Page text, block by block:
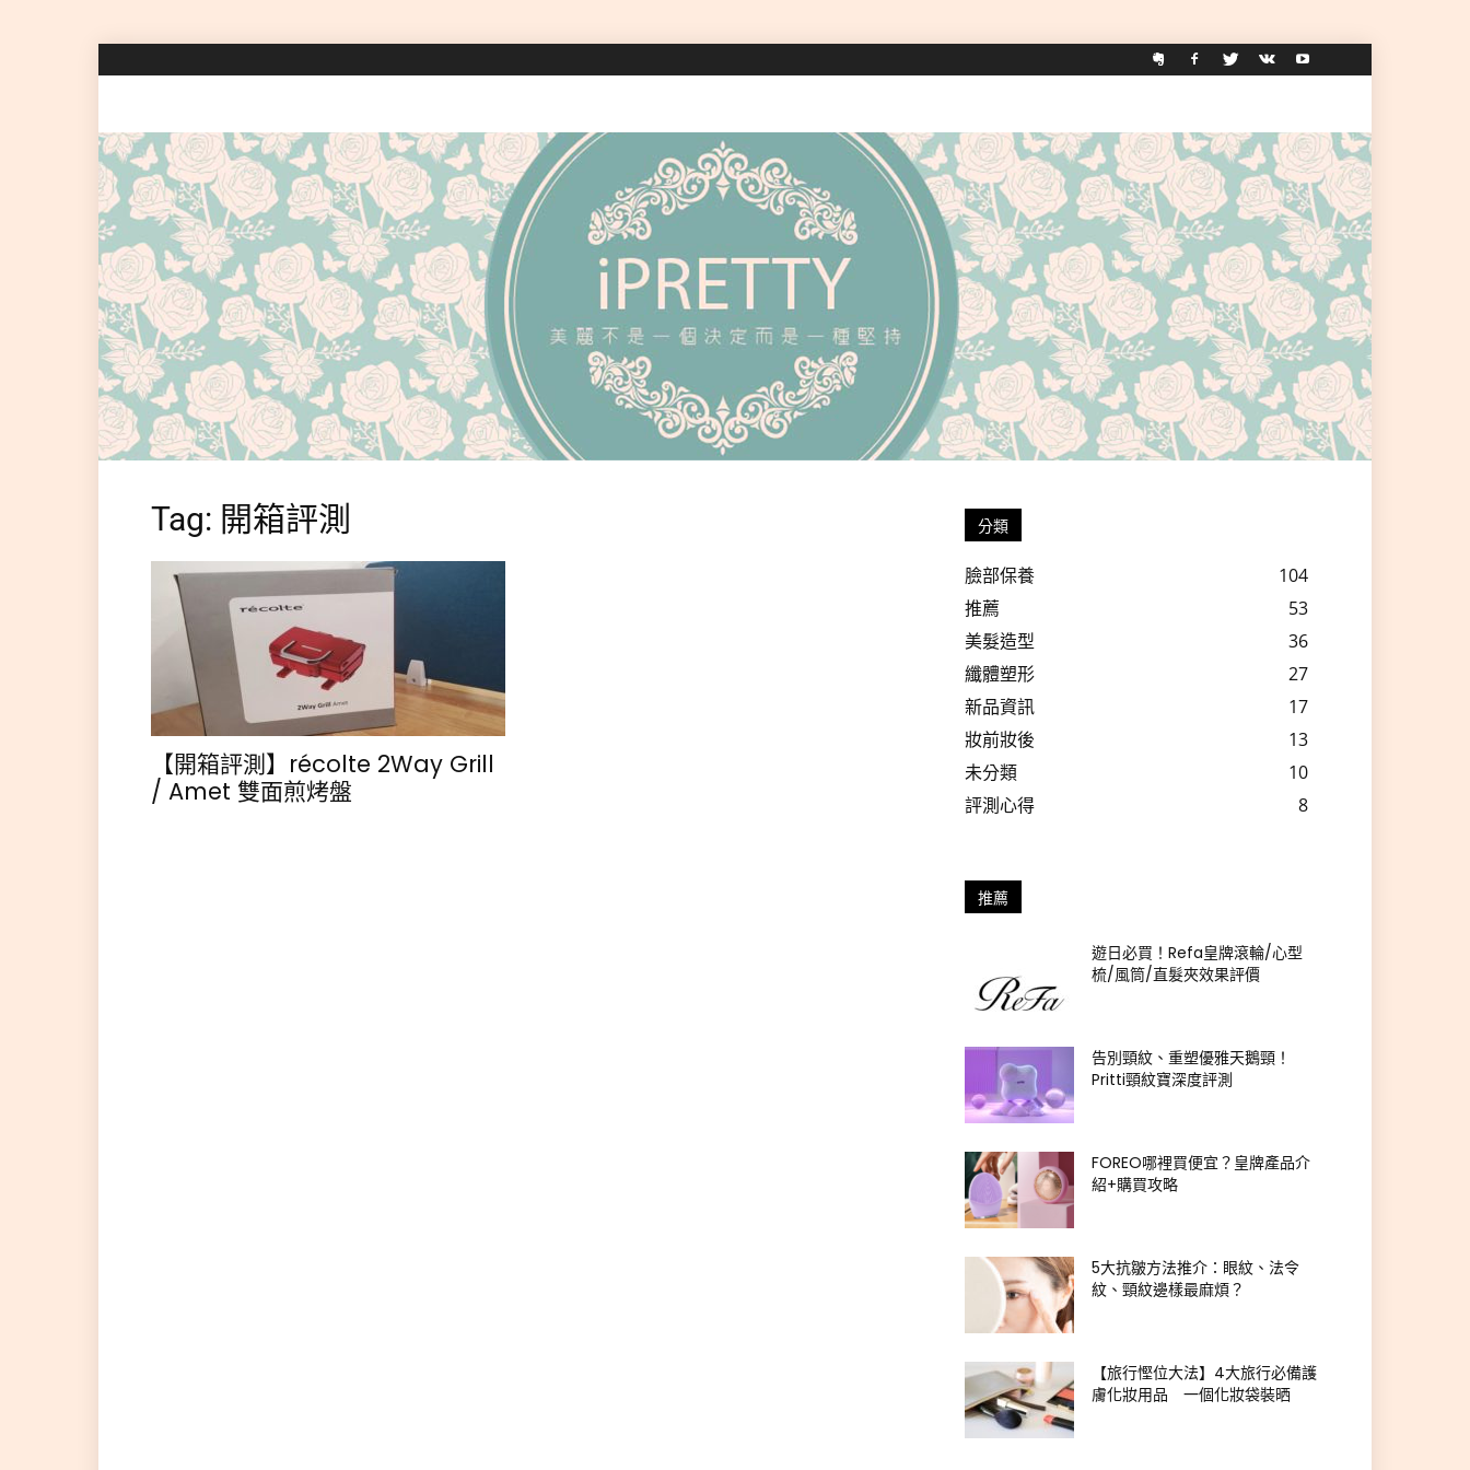
Tag: 開箱評測
【開箱評測】récolte 2Way Grill
/ Amet 雙面煎烤盤
分類
臉部保養
104
推薦
53
美髮造型
36
纖體塑形
27
新品資訊
17
妝前妝後
13
未分類
10
評測心得
8
推薦
遊日必買！Refa皇牌滾輪/心型
梳/風筒/直髮夾效果評價
告別頸紋、重塑優雅天鵝頸！
Pritti頸紋寶深度評測
FOREO哪裡買便宜？皇牌產品介
紹+購買攻略
5大抗皺方法推介：眼紋、法令
紋、頸紋邊樣最麻煩？
【旅行慳位大法】4大旅行必備護
膚化妝用品 一個化妝袋裝晒